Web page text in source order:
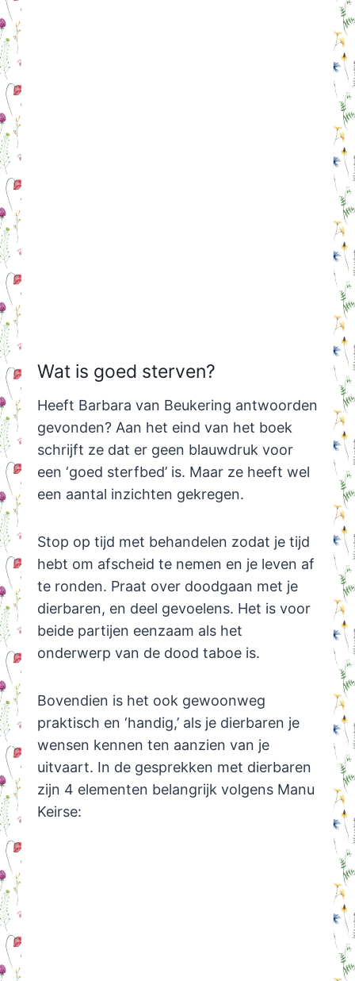
Wat is goed sterven?
Heeft Barbara van Beukering antwoorden
gevonden? Aan het eind van het boek
schrijft ze dat er geen blauwdruk voor
een ‘goed sterfbed’ is. Maar ze heeft wel
een aantal inzichten gekregen.
Stop op tijd met behandelen zodat je tijd
hebt om afscheid te nemen en je leven af
te ronden. Praat over doodgaan met je
dierbaren, en deel gevoelens. Het is voor
beide partijen eenzaam als het
onderwerp van de dood taboe is.
Bovendien is het ook gewoonweg
praktisch en ‘handig,’ als je dierbaren je
wensen kennen ten aanzien van je
uitvaart. In de gesprekken met dierbaren
zijn 4 elementen belangrijk volgens Manu
Keirse: